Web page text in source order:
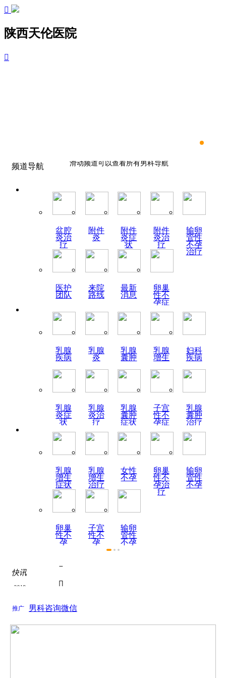

陕西天伦医院

频道导航 滑动频道可以查看所有男科导航
滑动频道可以查看所有男科导航
盆腔
炎治
疗
附件
炎
附件
炎症
状
附件
炎治
疗
输卵
管性
不孕
治疗
医护
团队
来院
路线
最新
消息
卵巢
性不
孕症
乳腺
疾病
乳腺
炎
乳腺
囊肿
乳腺
增生
妇科
疾病
乳腺
炎症
状
乳腺
炎治
疗
乳腺
囊肿
症状
子宫
性不
孕症
乳腺
囊肿
治疗
乳腺
增生
症状
乳腺
增生
治疗
女性
不孕
卵巢
性不
孕治
疗
输卵
管性
不孕
卵巢
性不
孕
子宫
性不
孕
输卵
管性
不孕
快讯
2019
2019
热烈祝贺陕西天伦不孕不

关于如何全面认识死精症？的问题， 如何全面认...

推广 男科咨询微信